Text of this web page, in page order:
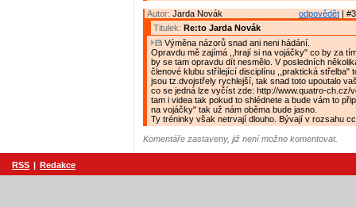
odpovědět |
Autor: Jarda Novák
Titulek: Re:to Jarda Novák
Výměna názorů snad ani neni hádání.
Opravdu mě zajímá ,,hrají si na vojáčky" co by za
by se tam opravdu dít nesmělo. V posledních
členové klubu střílející disciplínu ,,praktická střelba"
jsou tz.dvojstřely rychlejší, tak snad toto upoutalo
co se jedná lze vyčíst zde: http://www.quatro-ch.cz/
tam i videa tak pokud to shlédnete a bude vám to
na vojáčky" tak už nám oběma bude jasno.
Ty tréninky však netrvají dlouho. Bývají v rozsahu
Komentáře zastaveny, již není možno komentovat.
RSS | Redakce